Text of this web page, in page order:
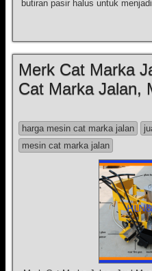
butiran pasir halus untuk
Merk Cat Marka
Cat Marka Jalan,
harga mesin cat marka jalan
mesin cat marka jalan